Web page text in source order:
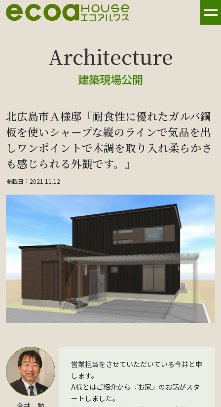
建築現場公開
北広島市Ａ様邸『耐食性に優れたガルバ鋼
板を使いシャープな縦のラインで気品を出
しワンポイントで木調を取り入れ柔らかさ
も感じられる外観です。』
掲載日：2021.11.12
営業担当をさせていただいている今井と申
します。
A様とはご紹介から『お家』のお話がスタ
ートしました。